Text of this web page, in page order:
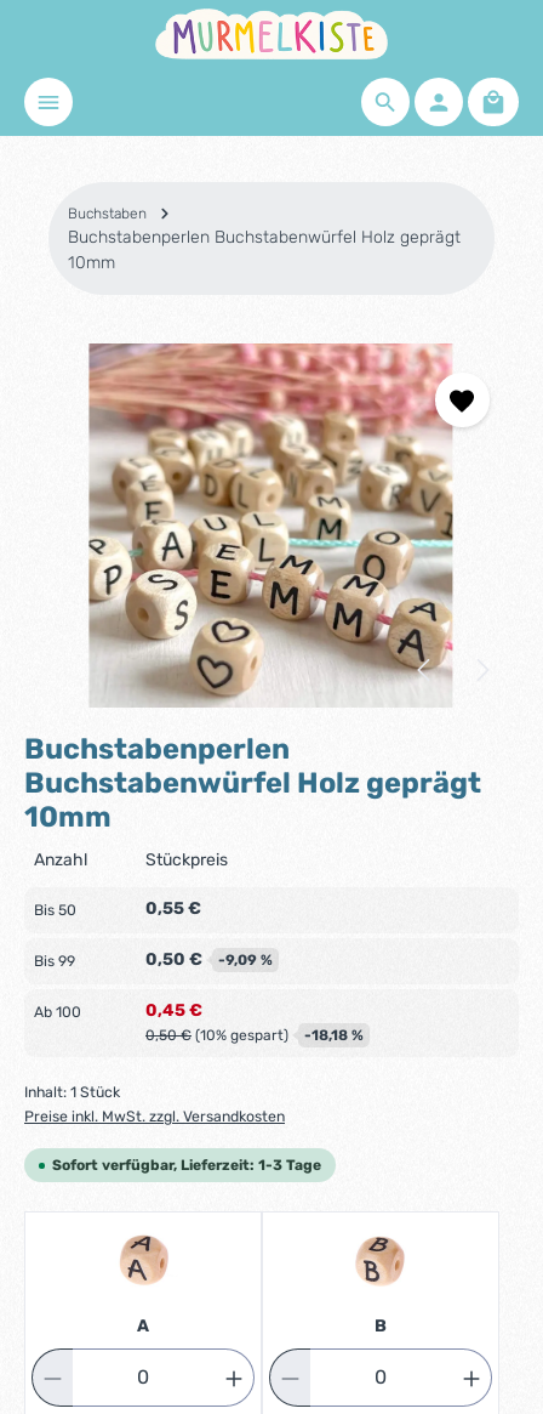
Zum Hauptinhalt springen
Buchstaben
Buchstabenperlen Buchstabenwürfel Holz geprägt
10mm
Bildergalerie überspringen
Buchstabenperlen
Buchstabenwürfel Holz geprägt
10mm
Anzahl Stückpreis
Bis 50 0,55 €
Bis 99 0,50 € -9,09 %
Ab 100 0,45 €
0,50 € (10% gespart) -18,18 %
Inhalt: 1 Stück
Preise inkl. MwSt. zzgl. Versandkosten
Sofort verfügbar, Lieferzeit: 1-3 Tage
A B